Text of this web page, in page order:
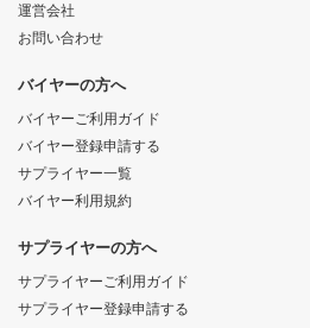
運営会社
お問い合わせ
バイヤーの方へ
バイヤーご利用ガイド
バイヤー登録申請する
サプライヤー一覧
バイヤー利用規約
サプライヤーの方へ
サプライヤーご利用ガイド
サプライヤー登録申請する